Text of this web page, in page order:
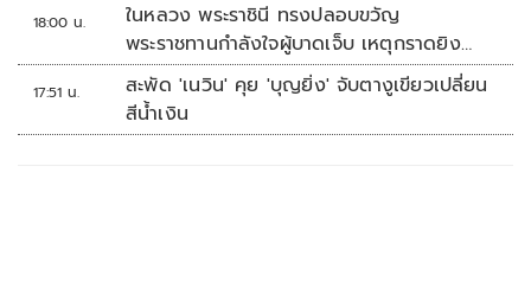
18:00 น.
ในหลวง พระราชินี ทรงปลอบขวัญ
พระราชทานกำลังใจผู้บาดเจ็บ เหตุกราดยิง
รร.เทพศิรินทร์นนทบุรี
17:51 น.
สะพัด 'เนวิน' คุย 'บุญยิ่ง' จับตางูเขียวเปลี่ยน
สีน้ำเงิน